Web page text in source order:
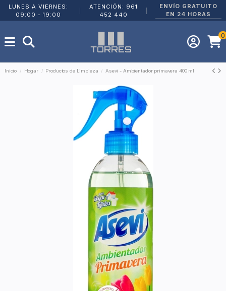
LUNES A VIERNES:
09:00 - 19:00
ATENCIÓN: 961
452 440
ENVÍO GRATUITO
EN 24 HORAS
0
Inicio Hogar Productos de Limpieza Asevi - Ambientador primavera 400 ml